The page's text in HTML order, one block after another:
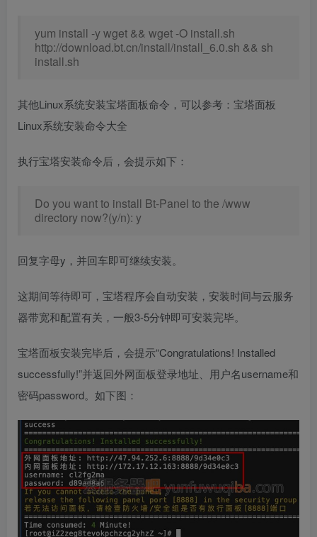
yum install -y wget && wget -O install.sh
http://download.bt.cn/install/install_6.0.sh && sh
install.sh
其他Linux系统安装宝塔面板命令，可以参考：宝塔面板
Linux系统安装命令大全
执行宝塔安装命令后，会提示如下：
Do you want to install Bt-Panel to the /www
directory now?(y/n): y
回复字母y，并回车即可继续安装。
这期间等待即可，宝塔程序会自动安装，安装时间与云服务
器带宽和配置有关，一般3-5分钟即可安装完毕。
宝塔面板安装完毕后，会提示“Congratulations! Installed
successfully!”并返回外网面板登录地址、用户名username和
密码password。如下图：